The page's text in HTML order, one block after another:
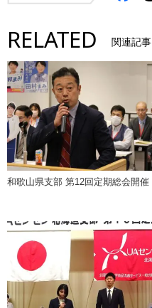
RELATED 関連記事
和歌山県支部 第12回定期総会開催